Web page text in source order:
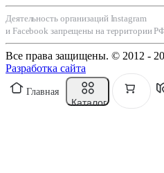
Деятельность организаций Instagram
и Facebook запрещены на территории
Все права защищены. © 2012 -
Разработка сайта
Главная
Каталог